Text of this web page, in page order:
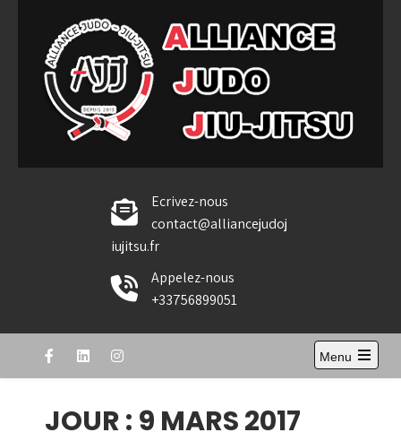
content
Alliance Judo Jiu-jitsu
Ecrivez-nous
contact@alliancejudoj
iujitsu.fr
Appelez-nous
+33756899051
Menu
Open
JOUR : 9 MARS 2017